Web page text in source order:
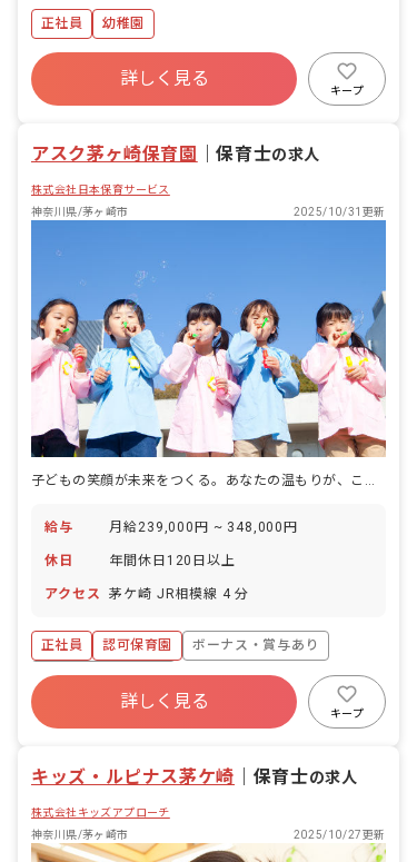
正社員 幼稚園
詳しく見る
キープ
アスク茅ヶ崎保育園 ｜保育士の求人
株式会社日本保育サービス
神奈川県/茅ヶ崎市
2025/10/31更新
給与 月給239,000円 ~ 348,000円
休日 年間休日120日以上
アクセス 茅ケ崎 JR相模線 4 分
正社員 認可保育園
ボーナス・賞与あり
年間休日120日以上
寮・住宅・家賃補助あり
社会保険完備
産休育休制度
詳しく見る
キープ
キッズ・ルピナス茅ケ崎 保育士の求人
株式会社キッズアプローチ
神奈川県/茅ヶ崎市
2025/10/27更新